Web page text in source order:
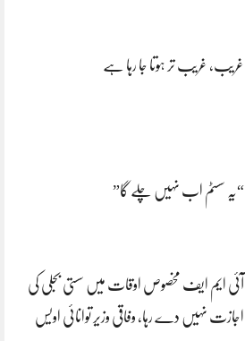
غریب، غریب تر ہوتا جا رہا ہے
“یہ سسٹم اب نہیں چلے گا”
آئی ایم ایف مخصوص اوقات میں سستی بجلی کی
اجازت نہیں دے رہا، وفاقی وزیر توانائی اویس